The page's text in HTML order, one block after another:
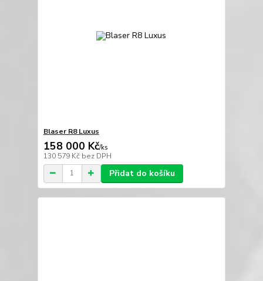
Blaser R8 Luxus
158 000 Kč/ks
130 579 Kč bez DPH
Přidat do košíku